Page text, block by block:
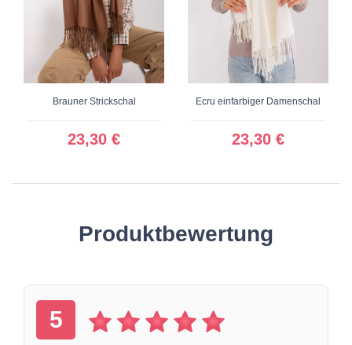
Brauner Strickschal
23,30 €
Ecru einfarbiger Damenschal
23,30 €
Produktbewertung
5